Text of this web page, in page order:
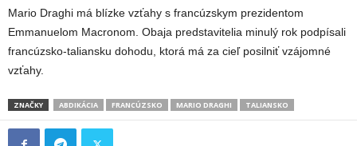
Mario Draghi má blízke vzťahy s francúzskym prezidentom
Emmanuelom Macronom. Obaja predstavitelia minulý rok podpísali
francúzsko-taliansku dohodu, ktorá má za cieľ posilniť vzájomné
vzťahy.
ZNAČKY ABDIKÁCIA FRANCÚZSKO MARIO DRAGHI TALIANSKO